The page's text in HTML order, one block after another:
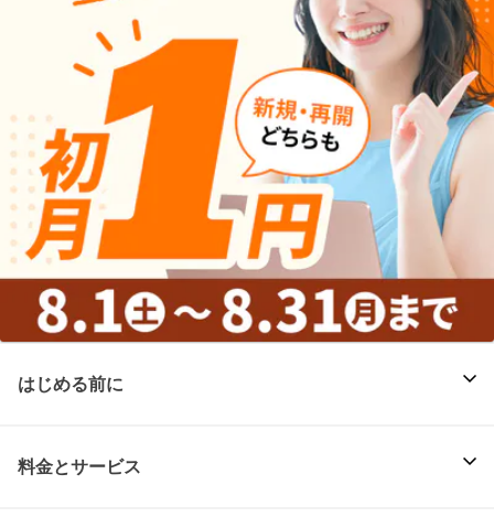
はじめる前に
料金とサービス